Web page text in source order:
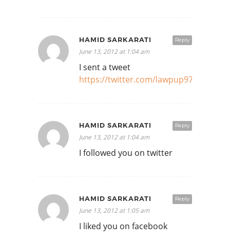
Reply
HAMID SARKARATI
June 13, 2012 at 1:04 am
I sent a tweet
https://twitter.com/lawpup97/status/
Reply
HAMID SARKARATI
June 13, 2012 at 1:04 am
I followed you on twitter
Reply
HAMID SARKARATI
June 13, 2012 at 1:05 am
I liked you on facebook